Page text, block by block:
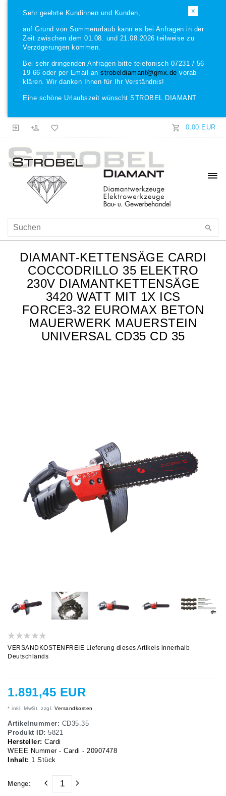
X
Sehr geehrte Kundinnen und Kunden,
auf Grund von Sommerurlaub kann es bei Anfragen in der
Zeit zwischen dem 01.08. und 21.08.2026 teilweise zu
Verzögerungen kommen.
Bei sehr dringenden Anfragen bitte telefonisch 07231 / 56
19 66 oder per Email an strobeldiamant@gmx.de vorab
klären. Wir danken Ihnen für Ihr Verständnis!
Eine schöne Urlaubszeit wünscht STROBEL DIAMANT
0,00 EUR
DIAMANT-KETTENSÄGE CARDI
COCCODRILLO 35 ELEKTRO
230V DIAMANTKETTENSÄGE
3420 WATT MIT 1X ICS
FORCE3-32 EUROMAX BETON
MAUERWERK MAUERSTEIN
UNIVERSAL CD35 CD 35
VERSANDKOSTENFREIE Lieferung dieses Artikels innerhalb
Deutschlands
1.891,45 EUR
* inkl. MwSt. zzgl. Versandkosten
Artikelnummer: CD35.35
Produkt ID: 5821
Hersteller: Cardi
WEEE Nummer - Cardi - 20907478
Inhalt: 1 Stück
Menge: